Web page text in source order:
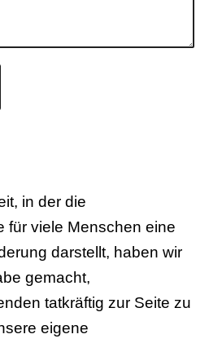
in der die
für viele Menschen eine
darstellt, haben wir
gemacht,
tatkräftig zur Seite zu
eigene